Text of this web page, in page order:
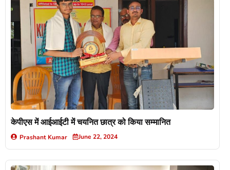
केपीएस में आईआईटी में चयनित छात्र को किया सम्मानित
Prashant Kumar June 22, 2024